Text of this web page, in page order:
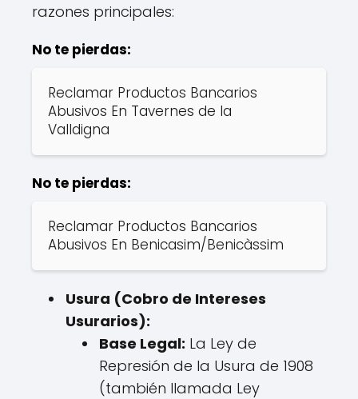
razones principales:
No te pierdas:
Reclamar Productos Bancarios
Abusivos En Tavernes de la
Valldigna
No te pierdas:
Reclamar Productos Bancarios
Abusivos En Benicasim/Benicàssim
Usura (Cobro de Intereses
Usurarios):
Base Legal: La Ley de
Represión de la Usura de 1908
(también llamada Ley